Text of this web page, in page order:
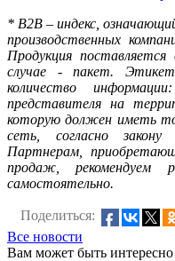
* B2B – индекс,
производственных
Продукция
случае - пакет.
количество
представителя на
которую должен иметь
сеть, согласно
Партнерам,
продаж, рекомендуем
самостоятельно.
Поделиться:
Все новости
Вам может быть интересно